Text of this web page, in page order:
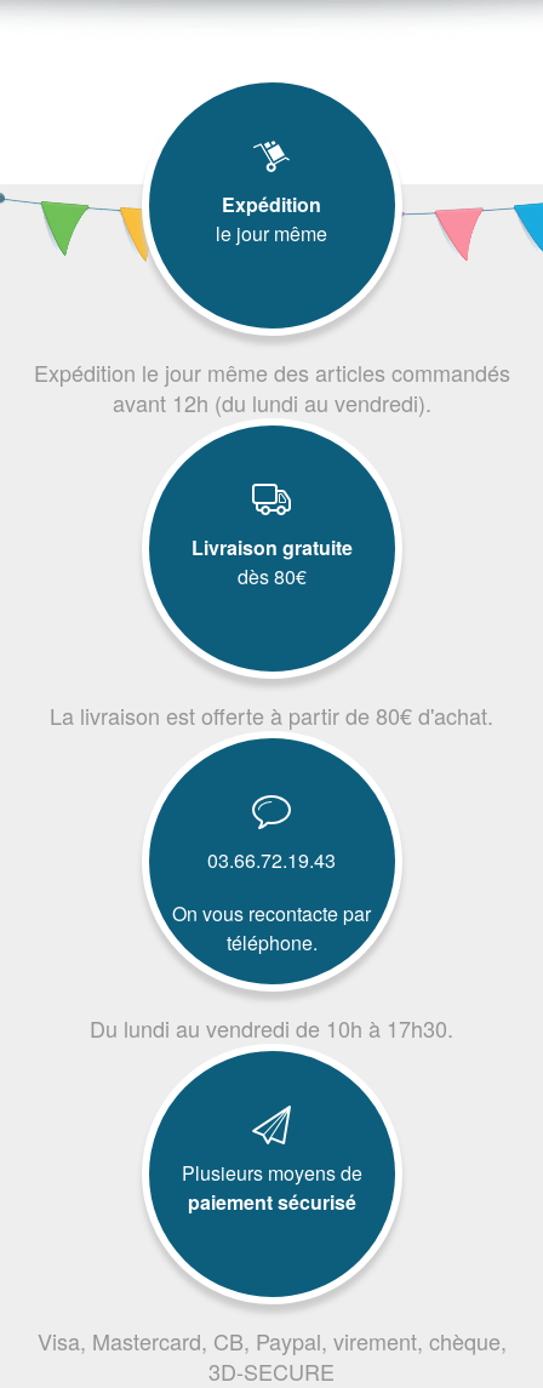
Expédition
le jour même
Expédition le jour même des articles commandés
avant 12h (du lundi au vendredi).
Livraison gratuite
dès 80€
La livraison est offerte à partir de 80€ d'achat.
03.66.72.19.43
On vous recontacte par
téléphone.
Du lundi au vendredi de 10h à 17h30.
Plusieurs moyens de
paiement sécurisé
Visa, Mastercard, CB, Paypal, virement, chèque,
3D-SECURE